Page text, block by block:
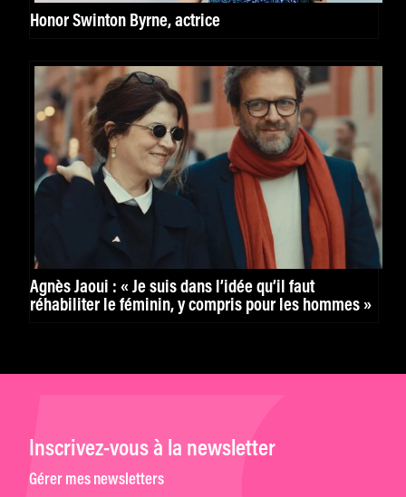
Honor Swinton Byrne, actrice
Agnès Jaoui : « Je suis dans l’idée qu’il faut
réhabiliter le féminin, y compris pour les hommes »
Inscrivez-vous à la newsletter
Gérer mes newsletters